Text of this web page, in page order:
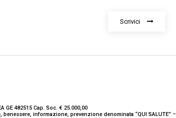
Scrivici
GE 482515 Cap. Soc. € 25.000,00
informazione, prevenzione denominata “QUI SALUTE” –